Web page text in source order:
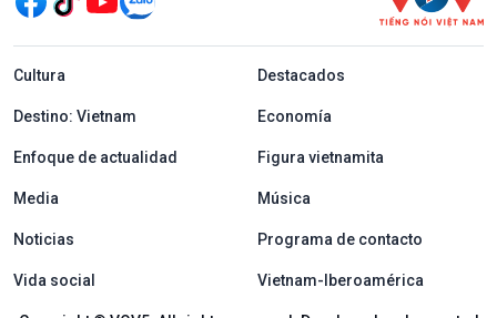
menu footer tiếng Tây ban nha
Cultura Destacados
Destino: Vietnam Economía
Enfoque de actualidad Figura vietnamita
Media Música
Noticias Programa de contacto
Vida social Vietnam-Iberoamérica